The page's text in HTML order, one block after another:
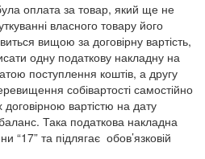
оплата за товар, який ще не
власного товару його
вищою за договірну вартість,
одну податкову накладну на
поступлення коштів, а другу
собівартості самостійно
договірною вартістю на дату
Така податкова накладна
“17” та підлягає обов’язковій